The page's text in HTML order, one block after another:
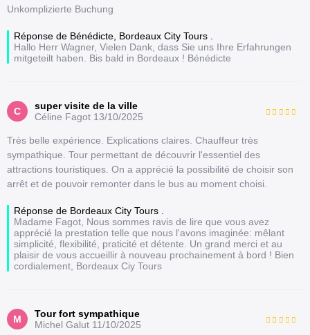
Unkomplizierte Buchung
Réponse de Bénédicte, Bordeaux City Tours .
Hallo Herr Wagner, Vielen Dank, dass Sie uns Ihre Erfahrungen
mitgeteilt haben. Bis bald in Bordeaux ! Bénédicte
C
super visite de la ville
Céline Fagot 13/10/2025
Très belle expérience. Explications claires. Chauffeur très
sympathique. Tour permettant de découvrir l'essentiel des
attractions touristiques. On a apprécié la possibilité de choisir son
arrêt et de pouvoir remonter dans le bus au moment choisi.
Réponse de Bordeaux City Tours .
Madame Fagot, Nous sommes ravis de lire que vous avez
apprécié la prestation telle que nous l'avons imaginée: mêlant
simplicité, flexibilité, praticité et détente. Un grand merci et au
plaisir de vous accueillir à nouveau prochainement à bord ! Bien
cordialement, Bordeaux Ciy Tours
M
Tour fort sympathique
Michel Galut 11/10/2025